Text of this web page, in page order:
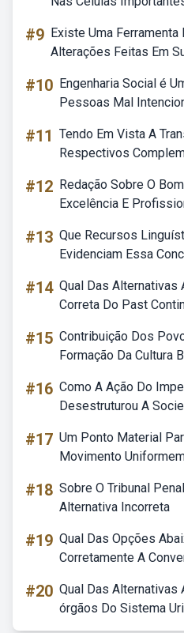
#9 Existe Uma Ferramenta
Alterações Feitas Em
#10 Engenharia Social é
Pessoas Mal
#11 Tendo Em Vista A
Respectivos
#12 Redação Sobre O
Excelência E
#13 Que Recursos
Evidenciam Essa
#14 Qual Das Alternativas
Correta Do Past
#15 Contribuição Dos
Formação Da Cultura
#16 Como A Ação Do
Desestruturou A
#17 Um Ponto Material
Movimento
#18 Sobre O Tribunal
Alternativa Incorreta
#19 Qual Das Opções
Corretamente A
#20 Qual Das Alternativas
órgãos Do Sistema